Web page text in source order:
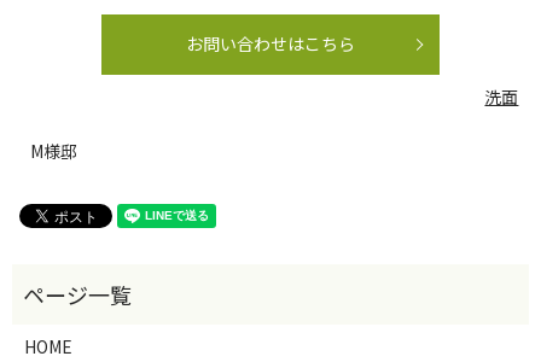
お問い合わせはこちら
洗面
M様邸
HOME